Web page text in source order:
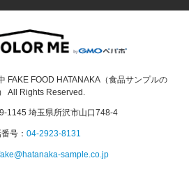
FAKE FOOD HATANAKA（食品サンプルの
All Rights Reserved.
1145 埼玉県所沢市山口748-4
号： 04-2923-8131
sample.co.jp